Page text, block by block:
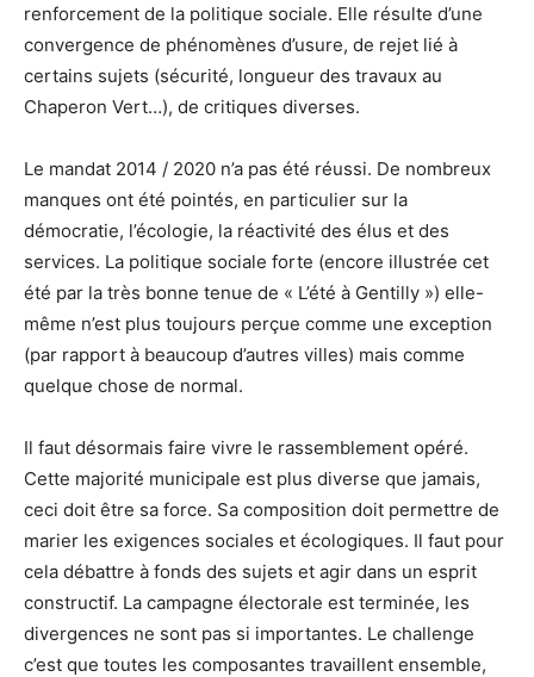
renforcement de la politique sociale. Elle résulte d’une
convergence de phénomènes d’usure, de rejet lié à
certains sujets (sécurité, longueur des travaux au
Chaperon Vert…), de critiques diverses.
Le mandat 2014 / 2020 n’a pas été réussi. De nombreux
manques ont été pointés, en particulier sur la
démocratie, l’écologie, la réactivité des élus et des
services. La politique sociale forte (encore illustrée cet
été par la très bonne tenue de « L’été à Gentilly ») elle-
même n’est plus toujours perçue comme une exception
(par rapport à beaucoup d’autres villes) mais comme
quelque chose de normal.
Il faut désormais faire vivre le rassemblement opéré.
Cette majorité municipale est plus diverse que jamais,
ceci doit être sa force. Sa composition doit permettre de
marier les exigences sociales et écologiques. Il faut pour
cela débattre à fonds des sujets et agir dans un esprit
constructif. La campagne électorale est terminée, les
divergences ne sont pas si importantes. Le challenge
c’est que toutes les composantes travaillent ensemble,